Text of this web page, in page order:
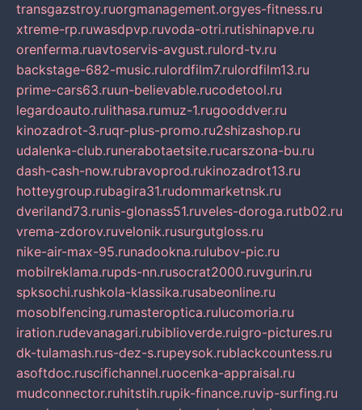
transgazstroy.ruorgmanagement.orgyes-fitness.ru
xtreme-rp.ruwasdpvp.ruvoda-otri.rutishinapve.ru
orenferma.ruavtoservis-avgust.rulord-tv.ru
backstage-682-music.rulordfilm7.rulordfilm13.ru
prime-cars63.ruun-believable.rucodetool.ru
legardoauto.rulithasa.rumuz-1.rugooddver.ru
kinozadrot-3.ruqr-plus-promo.ru2shizashop.ru
udalenka-club.runerabotaetsite.rucarszona-bu.ru
dash-cash-now.rubravoprod.rukinozadrot13.ru
hotteygroup.rubagira31.rudommarketnsk.ru
dveriland73.runis-glonass51.ruveles-doroga.rutb02.ru
vrema-zdorov.ruvelonik.rusurgutgloss.ru
nike-air-max-95.runadookna.rulubov-pic.ru
mobilreklama.rupds-nn.rusocrat2000.ruvgurin.ru
spksochi.rushkola-klassika.rusabeonline.ru
mosoblfencing.rumasteroptica.rulucomoria.ru
iration.rudevanagari.rubiblioverde.ruigro-pictures.ru
dk-tulamash.rus-dez-s.rupeysok.rublackcountess.ru
asoftdoc.ruscifichannel.ruocenka-appraisal.ru
mudconnector.ruhitstih.rupik-finance.ruvip-surfing.ru